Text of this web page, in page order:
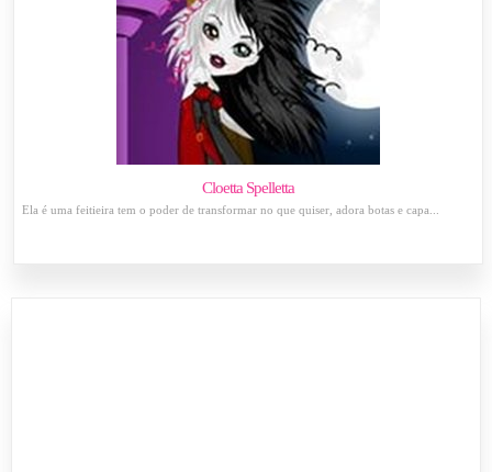
Cloetta Spelletta
Ela é uma feitieira tem o poder de transformar no que quiser, adora botas e capa...